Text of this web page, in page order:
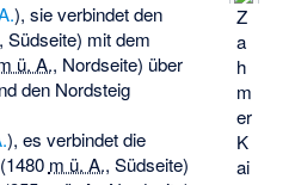
Z
a
h
m
er
K
ai
), sie verbindet den
, Südseite) mit dem
ü. A., Nordseite) über
den Nordsteig
), es verbindet die
(1480 m ü. A., Südseite)